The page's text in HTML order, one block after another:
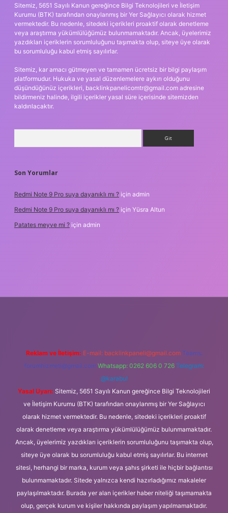
Sitemiz, 5651 Sayılı Kanun gereğince Bilgi Teknolojileri ve İletişim
Kurumu (BTK) tarafından onaylanmış bir Yer Sağlayıcı olarak hizmet
vermektedir. Bu nedenle, sitedeki içerikleri proaktif olarak denetleme
veya araştırma yükümlülüğümüz bulunmamaktadır. Ancak, üyelerimiz
yazdıkları içeriklerin sorumluluğunu taşımakta olup, siteye üye olarak
bu sorumluluğu kabul etmiş sayılırlar.
Sitemiz, kar amacı gütmeyen ve tamamen ücretsiz bir bilgi paylaşım
platformudur. Hukuka ve yasal düzenlemelere aykırı olduğunu
düşündüğünüz içerikleri, backlinkpanelicomtr@gmail.com adresine
bildirmeniz halinde, ilgili içerikler yasal süre içerisinde sitemizden
kaldırılacaktır.
Son Yorumlar
Redmi Note 9 Pro suya dayanıklı mı ? için admin
Redmi Note 9 Pro suya dayanıklı mı ? için Yüsra Altun
Patates meyve mi ? için admin
Reklam ve İletişim: E-mail: backlinkpaneli@gmail.com Teams:
forumhizmeti@gmail.com Whatsapp: 0262 606 0 726 Telegram:
@karabul
Yasal Uyarı: Sitemiz, 5651 Sayılı Kanun gereğince Bilgi Teknolojileri
ve İletişim Kurumu (BTK) tarafından onaylanmış bir Yer Sağlayıcı
olarak hizmet vermektedir. Bu nedenle, sitedeki içerikleri proaktif
olarak denetleme veya araştırma yükümlülüğümüz bulunmamaktadır.
Ancak, üyelerimiz yazdıkları içeriklerin sorumluluğunu taşımakta olup,
siteye üye olarak bu sorumluluğu kabul etmiş sayılırlar. Bu internet
sitesi, herhangi bir marka, kurum veya şahıs şirketi ile hiçbir bağlantısı
bulunmamaktadır. Sitede yalnızca kendi hazırladığımız makaleler
paylaşılmaktadır. Burada yer alan içerikler haber niteliği taşımamakta
olup, gerçek kurum ve kişiler hakkında paylaşım yapılmamaktadır.